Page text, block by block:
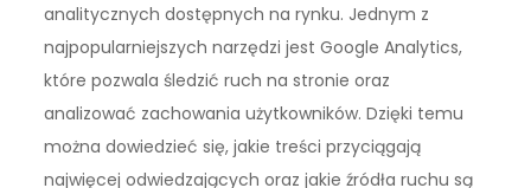
analitycznych dostępnych na rynku. Jednym z
najpopularniejszych narzędzi jest Google Analytics,
które pozwala śledzić ruch na stronie oraz
analizować zachowania użytkowników. Dzięki temu
można dowiedzieć się, jakie treści przyciągają
najwięcej odwiedzających oraz jakie źródła ruchu są